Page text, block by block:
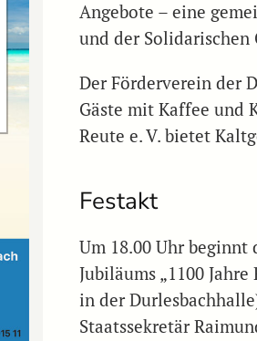
Angebote – eine
und der Solidarischen
Der Förderverein der
Gäste mit Kaffee und
Reute e. V. bietet
Festakt
Um 18.00 Uhr beginnt
Jubiläums „1100
in der
Staatssekretär